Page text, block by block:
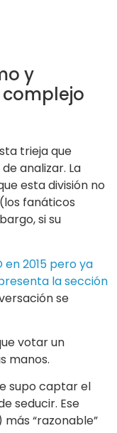
y
trieja que
analizar. La
esta división no
fanáticos
si su
en 2015 pero ya
la sección
se
votar un
manos.
supo captar el
seducir. Ese
“razonable”